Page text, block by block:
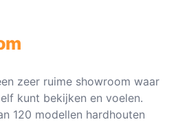
zeer ruime showroom waar
kunt bekijken en voelen.
120 modellen hardhouten